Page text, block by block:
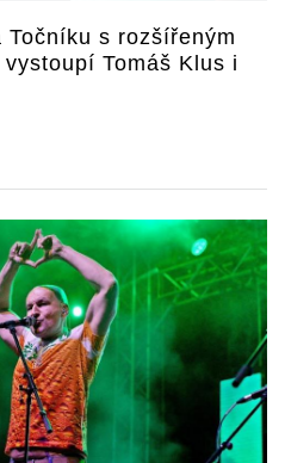
s rozšířeným
Tomáš Klus i